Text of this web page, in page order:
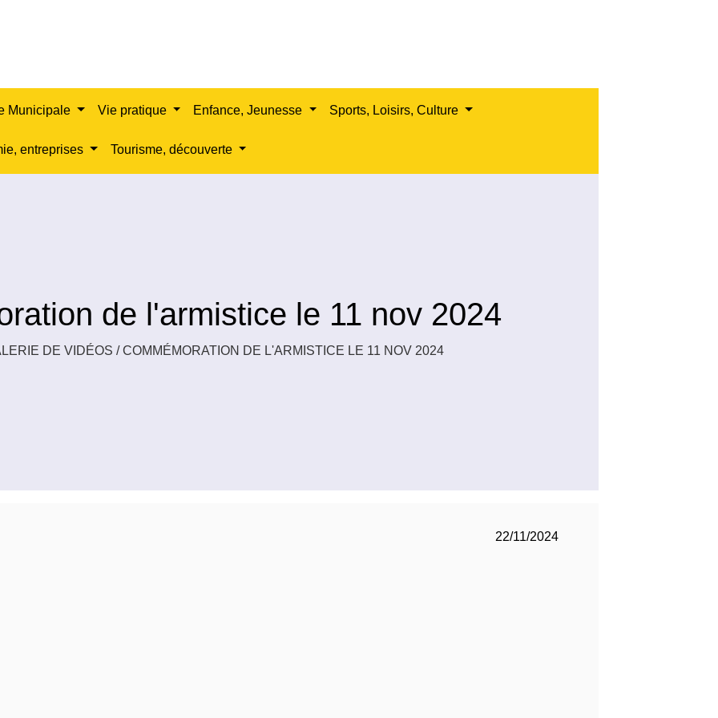
Municipale Vie pratique Enfance, Jeunesse Sports, Loisirs, Culture
entreprises Tourisme, découverte
de l'armistice le 11 nov 2024
DE VIDÉOS /COMMÉMORATION DE L'ARMISTICE LE 11 NOV 2024
22/11/2024